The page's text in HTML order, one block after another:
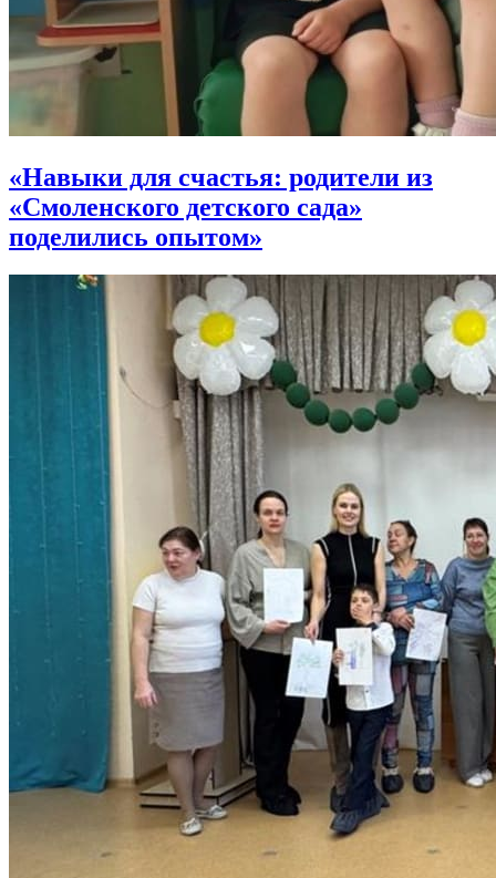
«Навыки для счастья: родители из
«Смоленского детского сада»
поделились опытом»